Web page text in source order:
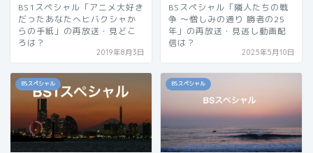
BS1スペシャル「アニメ大好き
だったあなたへヒバクシャか
らの手紙」の再放送・見どこ
ろは？
2019年8月3日
BSスペシャル「隣人たちの戦
争 〜憎しみの通り 勝者の25
年」の再放送・見逃し動画配
信は？
2025年5月10日
BSスペシャル BSスペシャル